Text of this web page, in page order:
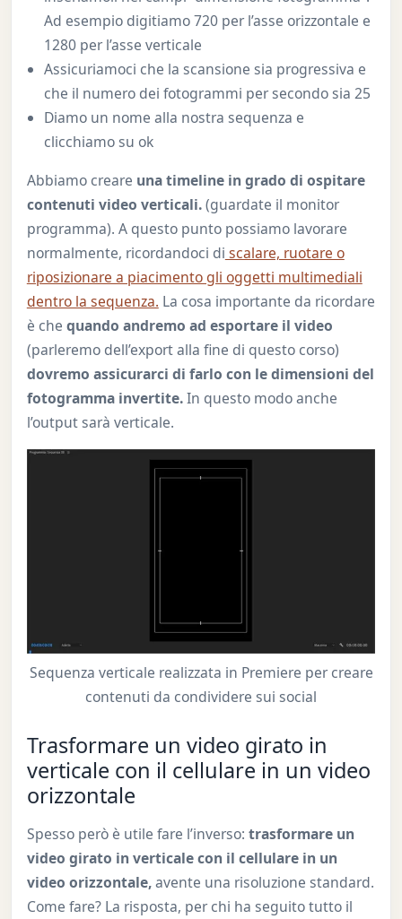
Ad esempio digitiamo 720 per l’asse orizzontale e
1280 per l’asse verticale
Assicuriamoci che la scansione sia progressiva e
che il numero dei fotogrammi per secondo sia 25
Diamo un nome alla nostra sequenza e
clicchiamo su ok
Abbiamo creare una timeline in grado di ospitare
contenuti video verticali.(guardate il monitor
programma). A questo punto possiamo lavorare
normalmente, ricordandoci di scalare, ruotare o
riposizionare a piacimento gli oggetti multimediali
dentro la sequenza. La cosa importante da ricordare
è che quando andremo ad esportare il video
(parleremo dell’export alla fine di questo corso)
dovremo assicurarci di farlo con le dimensioni del
fotogramma invertite.In questo modo anche
l’output sarà verticale.
Sequenza verticale realizzata in Premiere per creare
contenuti da condividere sui social
Trasformare un video girato in
verticale con il cellulare in un video
orizzontale
Spesso però è utile fare l’inverso: trasformare un
video girato in verticale con il cellulare in un
video orizzontale,avente una risoluzione standard.
Come fare? La risposta, per chi ha seguito tutto il